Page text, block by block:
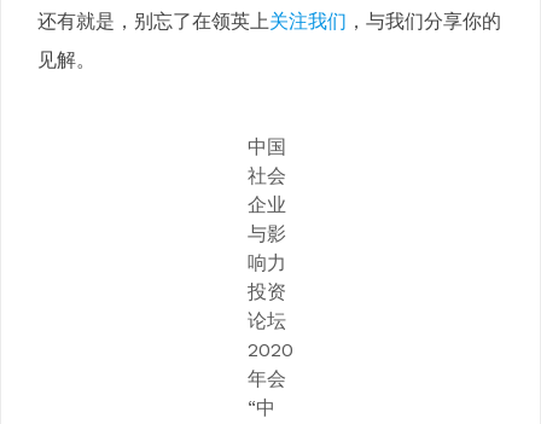
还有就是，别忘了在领英上关注我们 ，与我们分享你的
见解。
中国
社会
企业
与影
响力
投资
论坛
2020
年会
“中